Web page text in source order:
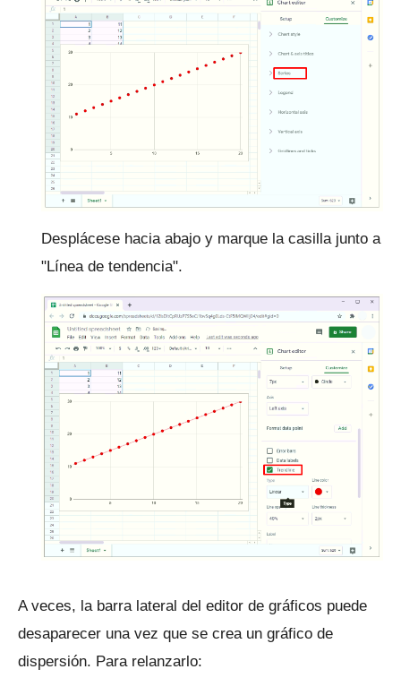
Desplácese hacia abajo y marque la casilla junto a
"Línea de tendencia".
A veces, la barra lateral del editor de gráficos puede
desaparecer una vez que se crea un gráfico de
dispersión. Para relanzarlo: